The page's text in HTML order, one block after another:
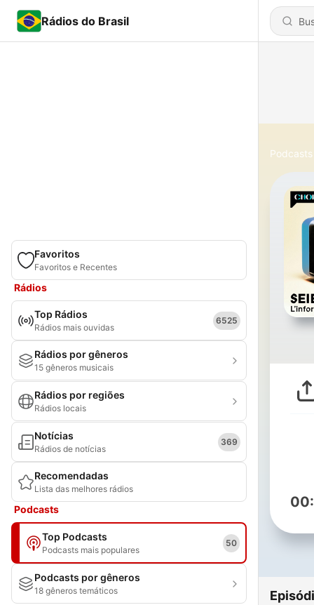
Rádios do Brasil
Favoritos
Favoritos e Recentes
Rádios
Top Rádios
Rádios mais ouvidas
6525
Rádios por gêneros
15 gêneros musicais
Rádios por regiões
Rádios locais
Notícias
Rádios de notícias
369
Recomendadas
Lista das melhores rádios
Podcasts
Top Podcasts
Podcasts mais populares
50
Podcasts por gêneros
18 gêneros temáticos
Podcasts